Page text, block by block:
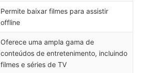
Permite baixar filmes para assistir
offline
Oferece uma ampla gama de
conteúdos de entretenimento, incluindo
filmes e séries de TV